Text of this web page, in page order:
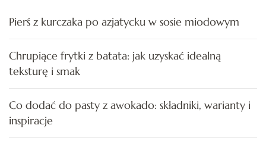
Pierś z kurczaka po azjatycku w sosie miodowym
Chrupiące frytki z batata: jak uzyskać idealną
teksturę i smak
Co dodać do pasty z awokado: składniki, warianty i
inspiracje